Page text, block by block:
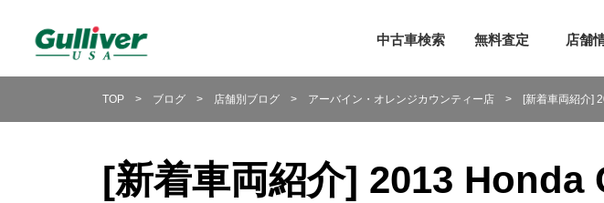
中古車検索
中古車ご提案サービス
ガリバーオンラインサービス
新規赴任者向けローン
無料査定
売却までの5ステップ
車を売るならガリバー
ガリバー車買取Q&A
店舗
アーバイン店
シカゴ店
ミシガン店
TOP > ブログ > 店舗別ブログ > アーバイン・オレンジカウンティー店 > [新着車両紹介]
[新着車両紹介] 2013 Honda